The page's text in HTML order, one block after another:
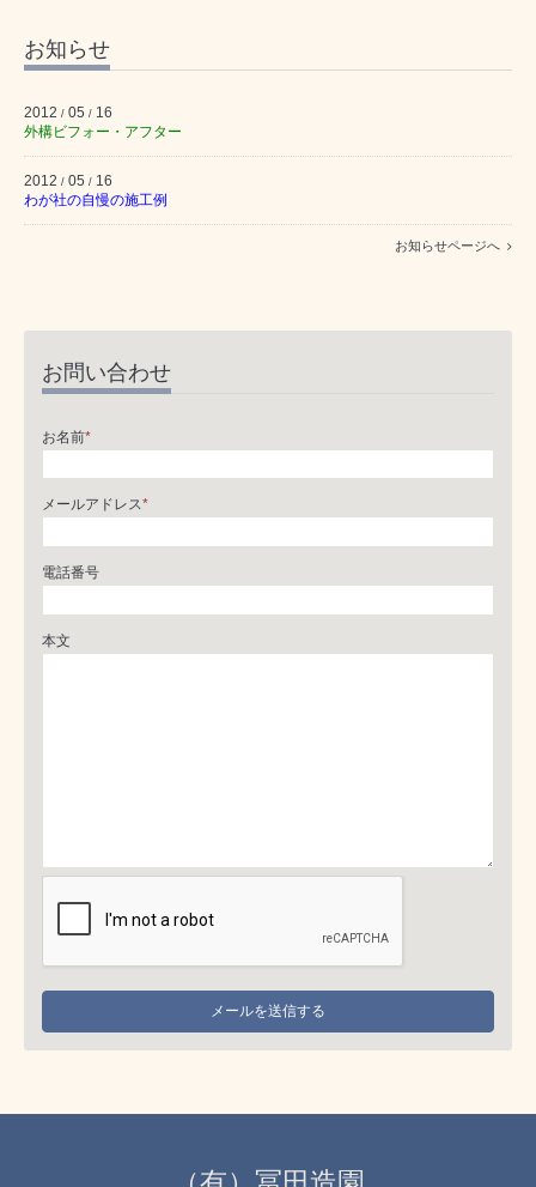
お知らせ
2012 / 05 / 16
外構ビフォー・アフター
2012 / 05 / 16
わが社の自慢の施工例
お知らせページへ
お問い合わせ
お名前*
メールアドレス*
電話番号
本文